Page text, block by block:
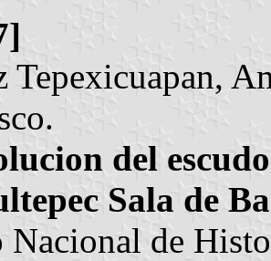
Tepexicuapan,
del
Sala de
Nacional de